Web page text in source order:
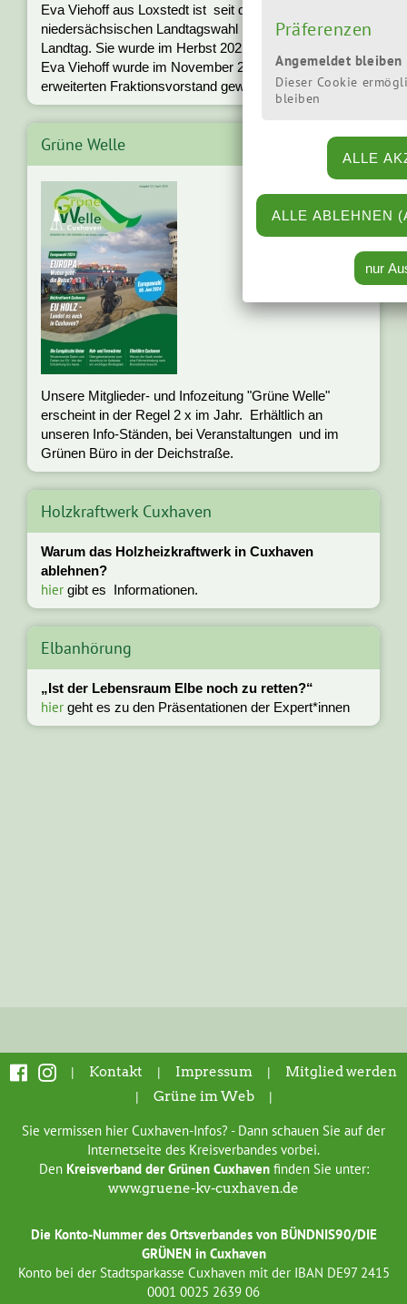
Präferenzen
Angemeldet bleiben
Dieser Cookie
bleiben
Eva Viehoff aus Loxstedt ist seit der
niedersächsischen Landtagswahl im Herbst 2017 im
Landtag. Sie wurde im Herbst 2022 wiedergewählt.
Eva Viehoff wurde im November 2022 in den
erweiterten Fraktionsvorstand gewählt. ...»mehr
Grüne Welle
Unsere Mitglieder- und Infozeitung "Grüne Welle"
erscheint in der Regel 2 x im Jahr. Erhältlich an
unseren Info-Ständen, bei Veranstaltungen und im
Grünen Büro in der Deichstraße.
Holzkraftwerk Cuxhaven
Warum das Holzheizkraftwerk in Cuxhaven
ablehnen?
hier gibt es Informationen.
Elbanhörung
„Ist der Lebensraum Elbe noch zu retten?“
hier geht es zu den Präsentationen der Expert*innen
| Kontakt | Impressum| Mitglied werden
| Grüne im Web|
Sie vermissen hier Cuxhaven-Infos? - Dann schauen Sie auf der
Internetseite des Kreisverbandes vorbei.
Den Kreisverband der Grünen Cuxhavenfinden Sie unter:
www.gruene-kv-cuxhaven.de
Die Konto-Nummer des Ortsverbandes von BÜNDNIS90/DIE
GRÜNEN in Cuxhaven
Konto bei der Stadtsparkasse Cuxhaven mit der IBAN DE97 2415
0001 0025 2639 06